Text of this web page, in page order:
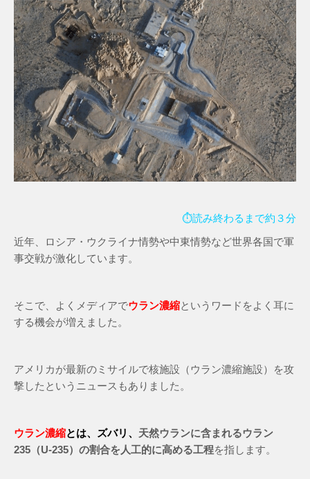
⏱読み終わるまで約３分
近年、ロシア・ウクライナ情勢や中東情勢など世界各国で軍
事交戦が激化しています。
そこで、よくメディアでウラン濃縮というワードをよく耳に
する機会が増えました。
アメリカが最新のミサイルで核施設（ウラン濃縮施設）を攻
撃したというニュースもありました。
ウラン濃縮とは、ズバリ、 天然ウランに含まれるウラン
235（U-235）の割合を人工的に高める工程を指します。